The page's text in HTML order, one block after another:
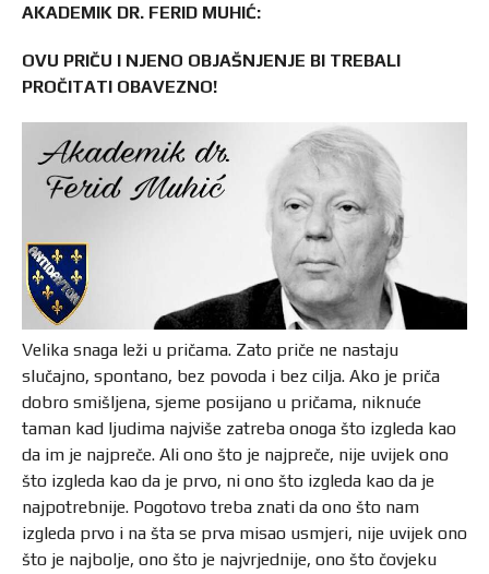
AKADEMIK DR. FERID MUHIĆ:
OVU PRIČU I NJENO OBJAŠNJENJE BI TREBALI
PROČITATI OBAVEZNO!
Velika snaga leži u pričama. Zato priče ne nastaju
slučajno, spontano, bez povoda i bez cilja. Ako je priča
dobro smišljena, sjeme posijano u pričama, niknuće
taman kad ljudima najviše zatreba onoga što izgleda kao
da im je najpreče. Ali ono što je najpreče, nije uvijek ono
što izgleda kao da je prvo, ni ono što izgleda kao da je
najpotrebnije. Pogotovo treba znati da ono što nam
izgleda prvo i na šta se prva misao usmjeri, nije uvijek ono
što je najbolje, ono što je najvrjednije, ono što čovjeku